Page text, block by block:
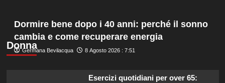
Donna
Dormire bene dopo i 40 anni: perché il sonno
cambia e come recuperare energia
Germana Bevilacqua 8 Agosto 2026 : 7:51
Esercizi quotidiani per over 65: